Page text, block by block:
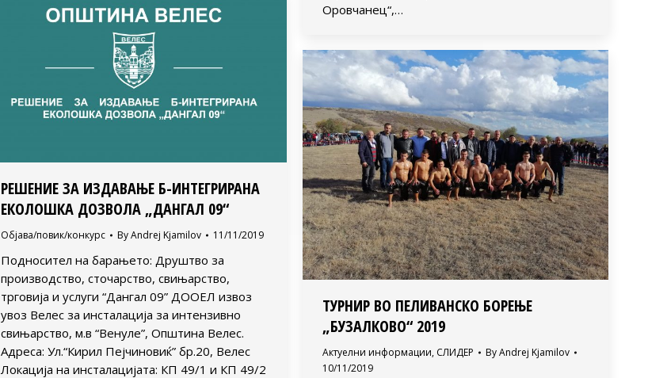
Оровчанец“,…
РЕШЕНИЕ ЗА ИЗДАВАЊЕ Б-ИНТЕГРИРАНА
ЕКОЛОШКА ДОЗВОЛА „ДАНГАЛ 09“
Објава/повик/конкурс ByAndrej Kjamilov 11/11/2019
Подносител на барањето: Друштво за
производство, сточарство, свињарство,
трговија и услуги “Дангал 09” ДООЕЛ извоз
увоз Велес за инсталација за интензивно
свињарство, м.в “Венуле”, Општина Велес.
Адреса: Ул.“Кирил Пејчиновиќ” бр.20, Велес
Локација на инсталацијата: КП 49/1 и КП 49/2
ТУРНИР ВО ПЕЛИВАНСКО БОРЕЊЕ
„БУЗАЛКОВО“ 2019
Актуелни информации, СЛИДЕР ByAndrej Kjamilov
10/11/2019